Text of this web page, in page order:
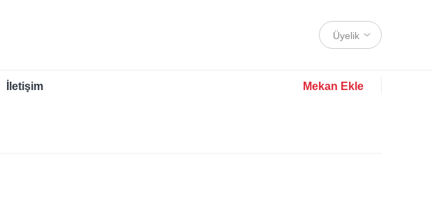
Üyelik
İletişim Mekan Ekle